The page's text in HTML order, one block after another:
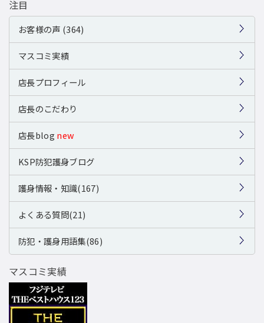
注目
お客様の声 (364)
マスコミ実績
店長プロフィール
店長のこだわり
店長blog new
KSP防犯護身ブログ
護身情報・知識(167)
よくある質問(21)
防犯・護身用語集(86)
マスコミ実績